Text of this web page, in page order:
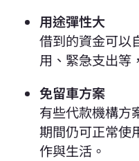
用途彈性大
借到的資金可以
用、緊急支出等
免留車方案
有些代款機構方
期間仍可正常使
作與生活。